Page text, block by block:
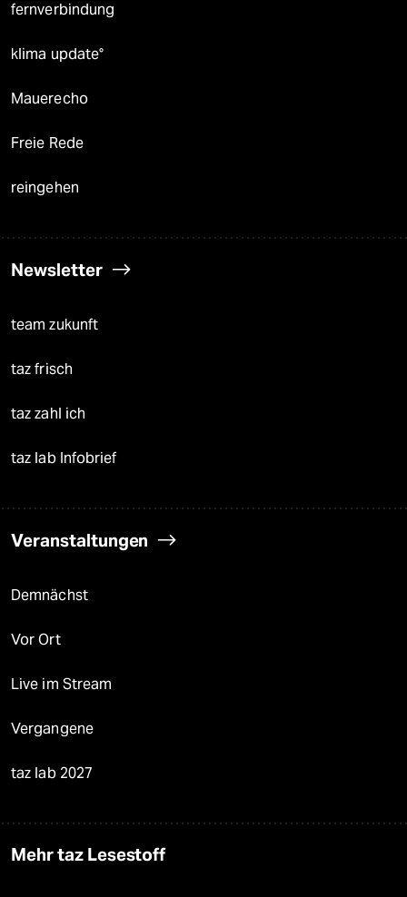
fernverbindung
klima update°
Mauerecho
Freie Rede
reingehen
Newsletter
team zukunft
taz frisch
taz zahl ich
taz lab Infobrief
Veranstaltungen
Demnächst
Vor Ort
Live im Stream
Vergangene
taz lab 2027
Mehr taz Lesestoff